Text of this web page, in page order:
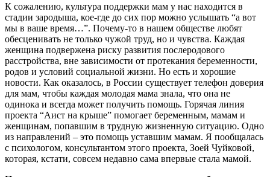
К сожалению, культура поддержки мам у нас находится в
стадии зародыша, кое-где до сих пор можно услышать “а вот
мы в ваше время…”. Почему-то в нашем обществе любят
обесценивать не только чужой труд, но и чувства. Каждая
женщина подвержена риску развития послеродового
расстройства, вне зависимости от протекания беременности,
родов и условий социальной жизни. Но есть и хорошие
новости. Как оказалось, в России существует телефон доверия
для мам, чтобы каждая молодая мама знала, что она не
одинока и всегда может получить помощь. Горячая линия
проекта “Аист на крыше” помогает беременным, мамам и
женщинам, попавшим в трудную жизненную ситуацию. Одно
из направлений – это помощь уставшим мамам. Я пообщалась
с психологом, консультантом этого проекта, Зоей Чуйковой,
которая, кстати, совсем недавно сама впервые стала мамой.